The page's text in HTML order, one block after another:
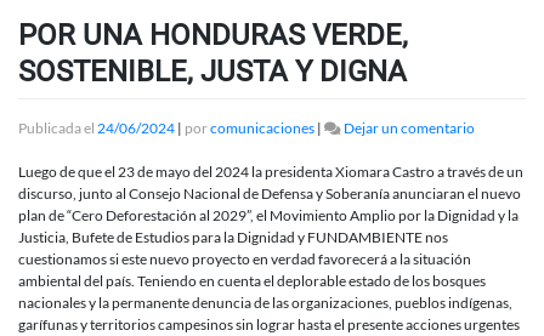
POR UNA HONDURAS VERDE,
SOSTENIBLE, JUSTA Y DIGNA
Publicada el 24/06/2024 | porcomunicaciones | Dejar un comentarioen
UNA
VERDE,
Y
DIGNA
Luego de que el 23 de mayo del 2024 la presidenta Xiomara Castro a través de un
discurso, junto al Consejo Nacional de Defensa y Soberanía anunciaran el nuevo
plan de “Cero Deforestación al 2029”, el Movimiento Amplio por la Dignidad y la
Justicia, Bufete de Estudios para la Dignidad y FUNDAMBIENTE nos
cuestionamos si este nuevo proyecto en verdad favorecerá a la situación
ambiental del país. Teniendo en cuenta el deplorable estado de los bosques
nacionales y la permanente denuncia de las organizaciones, pueblos indígenas,
garífunas y territorios campesinos sin lograr hasta el presente acciones urgentes